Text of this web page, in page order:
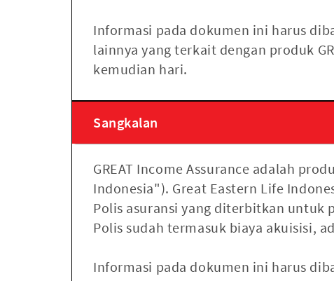
Informasi pada dokumen ini harus
lainnya yang terkait dengan produk
kemudian hari.
Sangkalan
GREAT Income Assurance adalah
Indonesia"). Great Eastern Life
Polis asuransi yang diterbitkan untuk
Polis sudah termasuk biaya akuisisi,
Informasi pada dokumen ini harus